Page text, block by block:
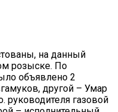
на данный
розыске. По
объявлено 2
другой – Умар
руководителя газовой